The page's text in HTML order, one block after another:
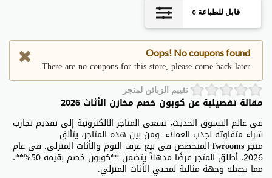
قابل للطباعة 0
Oops! No coupons found
There are no coupons for this store, please come back later.
تقييم الزبائن لمتجر
مقالة تفصيلية عن كوبون خصم مخازن الأثاث 2026
في عالم التسوق الحديث، تسعى المتاجر الالكترونية إلى تقديم تجارب
شراء متفاوتة لجذب العملاء. ومن بين هذه المتاجر، يتألق
متجرfwrooms المتخصص في بيع غرف النوم والأثاث المنزلي. في عام
2026، أطلق المتجر عرضًا مذهلاً يتضمن **كوبون خصم بقيمة 50%**،
مما يجعله وجهة مثالية لمحبي الأثاث المنزلي.